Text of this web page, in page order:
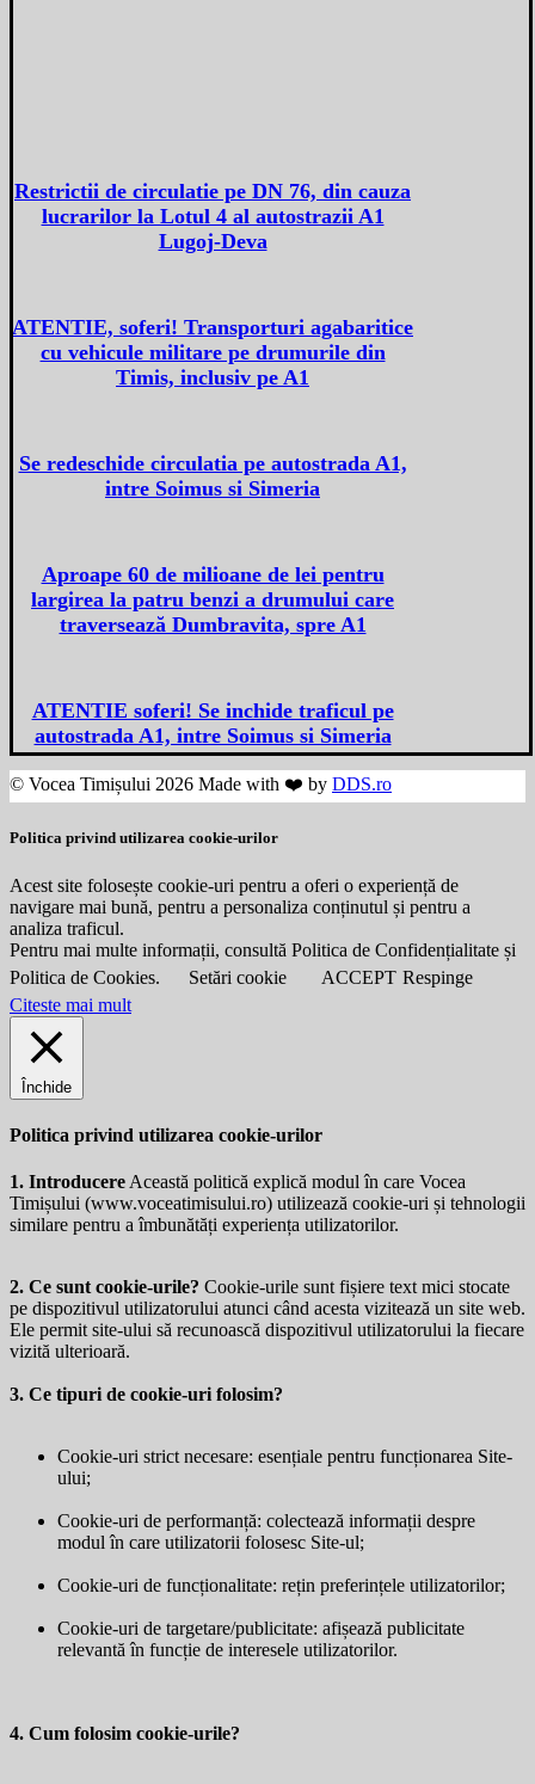
Restrictii de circulatie pe DN 76, din cauza
lucrarilor la Lotul 4 al autostrazii A1
Lugoj-Deva
ATENTIE, soferi! Transporturi agabaritice
cu vehicule militare pe drumurile din
Timis, inclusiv pe A1
Se redeschide circulatia pe autostrada A1,
intre Soimus si Simeria
Aproape 60 de milioane de lei pentru
largirea la patru benzi a drumului care
traversează Dumbravita, spre A1
ATENTIE soferi! Se inchide traficul pe
autostrada A1, intre Soimus si Simeria
© Vocea Timișului 2026 Made with ❤️ by DDS.ro
Politica privind utilizarea cookie-urilor
Acest site folosește cookie-uri pentru a oferi o experiență de
navigare mai bună, pentru a personaliza conținutul și pentru a
analiza traficul.
Pentru mai multe informații, consultă Politica de Confidențialitate și
Politica de Cookies.
Setări cookie ACCEPT Respinge
Citeste mai mult
Închide
Politica privind utilizarea cookie-urilor
1. Introducere Această politică explică modul în care Vocea
Timișului (www.voceatimisului.ro) utilizează cookie-uri și tehnologii
similare pentru a îmbunătăți experiența utilizatorilor.
2. Ce sunt cookie-urile? Cookie-urile sunt fișiere text mici stocate
pe dispozitivul utilizatorului atunci când acesta vizitează un site web.
Ele permit site-ului să recunoască dispozitivul utilizatorului la fiecare
vizită ulterioară.
3. Ce tipuri de cookie-uri folosim?
Cookie-uri strict necesare: esențiale pentru funcționarea Site-
ului;
Cookie-uri de performanță: colectează informații despre
modul în care utilizatorii folosesc Site-ul;
Cookie-uri de funcționalitate: rețin preferințele utilizatorilor;
Cookie-uri de targetare/publicitate: afișează publicitate
relevantă în funcție de interesele utilizatorilor.
4. Cum folosim cookie-urile?